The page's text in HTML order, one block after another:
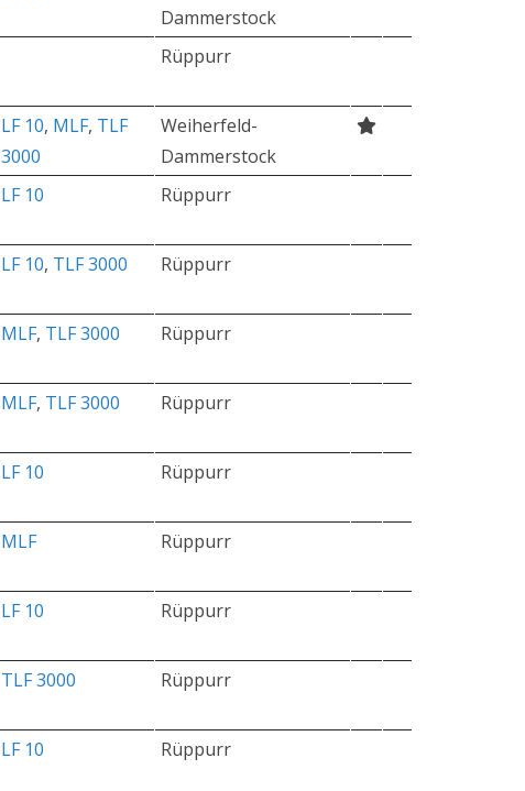
Dammerstock
Rüppurr
LF 10, MLF, TLF
3000
Weiherfeld-
Dammerstock
LF 10 Rüppurr
LF 10, TLF 3000 Rüppurr
MLF, TLF 3000 Rüppurr
MLF, TLF 3000 Rüppurr
LF 10 Rüppurr
MLF Rüppurr
LF 10 Rüppurr
TLF 3000 Rüppurr
LF 10 Rüppurr